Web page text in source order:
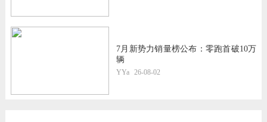
7月新势力销量榜公布：零跑首破10万
辆
YYa 26-08-02